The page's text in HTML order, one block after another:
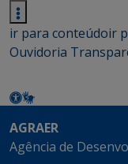
ir para conteúdoir
Ouvidoria
AGRAER
Agência de